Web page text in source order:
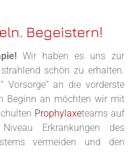
Begeistern!
Wir haben es uns zur
schön zu erhalten.
Vorsorge“ an die vorderste
Beginn an möchten wir mit
Prophylaxeteams auf
Erkrankungen des
vermeiden und den